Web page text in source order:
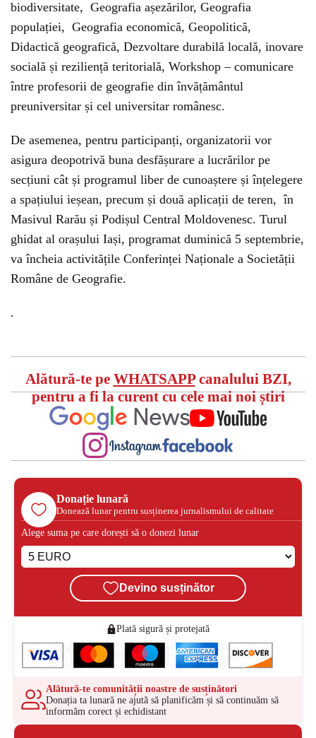
biodiversitate, Geografia așezărilor, Geografia
populației, Geografia economică, Geopolitică,
Didactică geografică, Dezvoltare durabilă locală, inovare
socială și reziliență teritorială, Workshop – comunicare
între profesorii de geografie din învățământul
preuniversitar și cel universitar românesc.
De asemenea, pentru participanți, organizatorii vor
asigura deopotrivă buna desfășurare a lucrărilor pe
secțiuni cât și programul liber de cunoaștere și înțelegere
a spațiului ieșean, precum și două aplicații de teren, în
Masivul Rarău și Podișul Central Moldovenesc. Turul
ghidat al orașului Iași, programat duminică 5 septembrie,
va încheia activitățile Conferinței Naționale a Societății
Române de Geografie.
.
Alătură-te pe WHATSAPPcanalului BZI,
pentru a fi la curent cu cele mai noi știri
Donație lunară
Donează lunar pentru susținerea jurnalismului de calitate
Alege suma pe care dorești să o donezi lunar
Devino susținător
Plată sigură și protejată
Alătură-te comunității noastre de susținători
Donația ta lunară ne ajută să planificăm și să continuăm să
informăm corect și echidistant